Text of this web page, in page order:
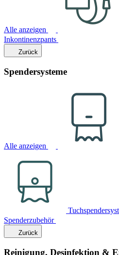
Alle anzeigen
Inkontinenzpants
Zurück
Spendersysteme
Alle anzeigen
Spenderzubehör
Zurück
Reinigung, Desinfektion &